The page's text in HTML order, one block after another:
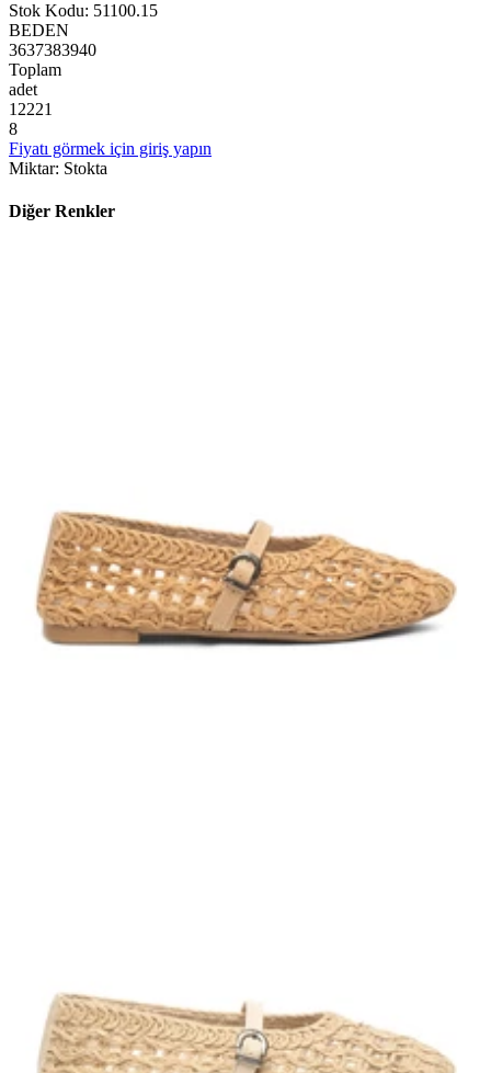
Stok Kodu: 51100.15
BEDEN
3637383940
Toplam
adet
1 2221
8
Fiyatı görmek için giriş yapın
Miktar: Stokta
Diğer Renkler